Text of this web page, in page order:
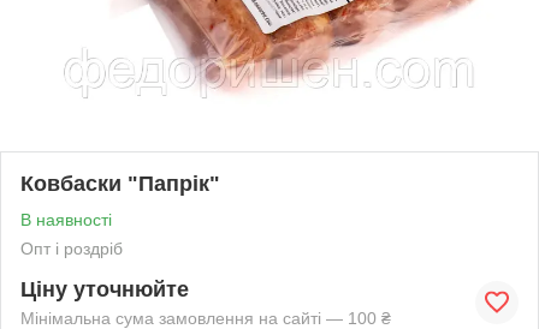
Ковбаски "Папрік"
В наявності
Опт і роздріб
Ціну уточнюйте
Мінімальна сума замовлення на сайті — 100 ₴